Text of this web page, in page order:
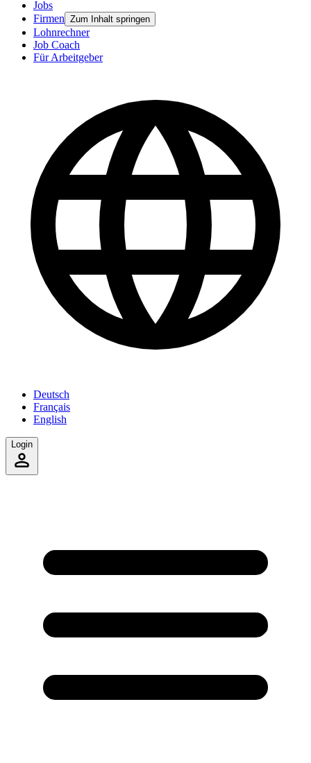
Jobs
Firmen Zum Inhalt springen
Lohnrechner
Job Coach
Für Arbeitgeber
Deutsch
Français
English
Login